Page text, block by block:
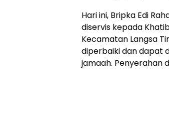
Hari ini, Bripka Edi
diservis kepada
Kecamatan Langsa
diperbaiki dan dapat
jamaah. Penyerahan